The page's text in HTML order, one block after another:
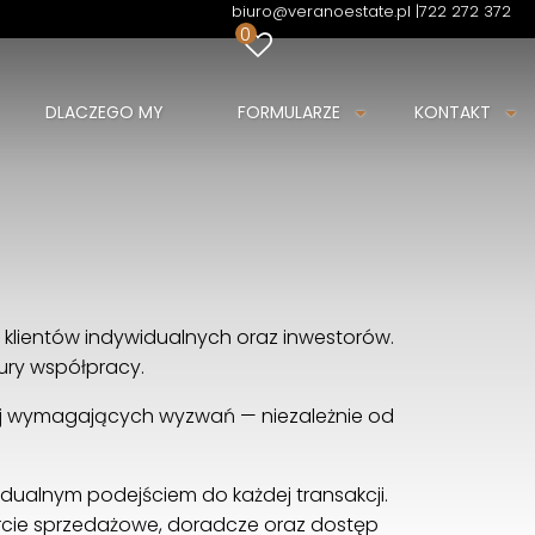
biuro@veranoestate.pl |722 272 372
0
DLACZEGO MY FORMULARZE KONTAKT
indywidualnych oraz inwestorów.
współpracy.
wymagających wyzwań — niezależnie od
podejściem do każdej transakcji.
sprzedażowe, doradcze oraz dostęp